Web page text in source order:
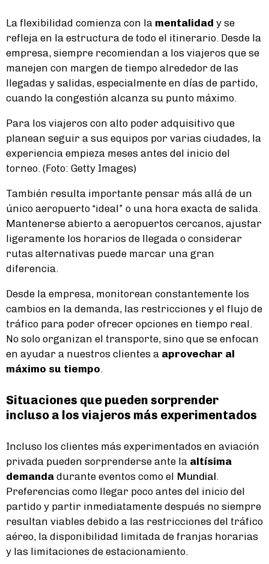
La flexibilidad comienza con la mentalidad y se
refleja en la estructura de todo el itinerario. Desde la
empresa, siempre recomiendan a los viajeros que se
manejen con margen de tiempo alrededor de las
llegadas y salidas, especialmente en días de partido,
cuando la congestión alcanza su punto máximo.
Para los viajeros con alto poder adquisitivo que
planean seguir a sus equipos por varias ciudades, la
experiencia empieza meses antes del inicio del
torneo. (Foto: Getty Images)
También resulta importante pensar más allá de un
único aeropuerto “ideal” o una hora exacta de salida.
Mantenerse abierto a aeropuertos cercanos, ajustar
ligeramente los horarios de llegada o considerar
rutas alternativas puede marcar una gran
diferencia.
Desde la empresa, monitorean constantemente los
cambios en la demanda, las restricciones y el flujo de
tráfico para poder ofrecer opciones en tiempo real.
No solo organizan el transporte, sino que se enfocan
en ayudar a nuestros clientes a aprovechar al
máximo su tiempo.
Situaciones que pueden sorprender
incluso a los viajeros más experimentados
Incluso los clientes más experimentados en aviación
privada pueden sorprenderse ante la altísima
demanda durante eventos como el Mundial
Preferencias como llegar poco antes del inicio del
partido y partir inmediatamente después no siempre
resultan viables debido a las restricciones del tráfico
aéreo, la disponibilidad limitada de franjas horarias
y las limitaciones de estacionamiento.